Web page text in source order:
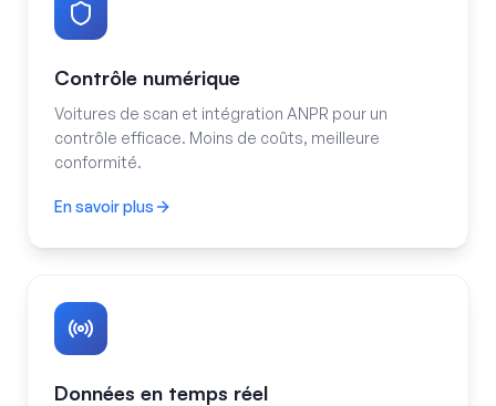
Contrôle numérique
Voitures de scan et intégration ANPR pour un
contrôle efficace. Moins de coûts, meilleure
conformité.
En savoir plus
Contrôle numérique
Données en temps réel